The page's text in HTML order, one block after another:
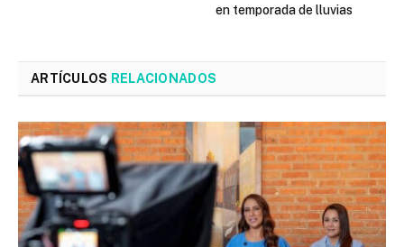
en temporada de lluvias
ARTÍCULOS RELACIONADOS